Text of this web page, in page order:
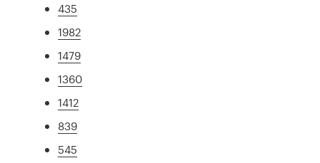
435
1982
1479
1360
1412
839
545